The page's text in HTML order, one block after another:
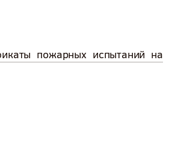
пожарных испытаний на